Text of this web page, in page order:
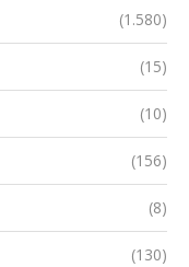
(1.580)
(15)
(10)
(156)
(8)
(130)